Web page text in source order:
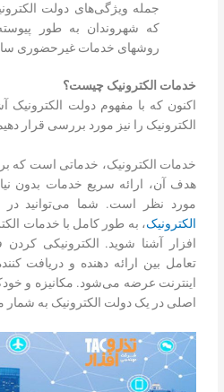
جمله ویژگی‌های دولت
که شهروندان به طور
روشهای خدمات غیرحضوری
خدمات الکترونیک چیست؟
اکنون که با مفهوم دولت
الکترونیک را نیز مورد بررسی قرار
خدمات الکترونیک، خدماتی است که
هدف آن، ارائه سریع خدمات بدون
مورد نظر است. شما می‌توانید در
الکترونیک، به طور کامل با خدمات
افزار آشنا شوید. الکترونیکی
تعامل بین ارائه دهنده و دریافت
اینترنت عرضه می‌شود. مکانیزه و
اصلی در یک دولت الکترونیک به شمار